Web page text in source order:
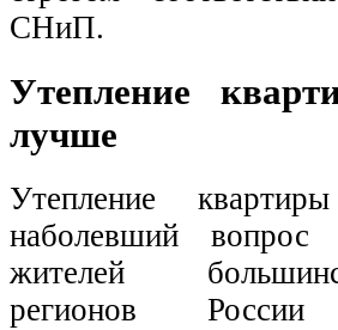
СНиП.
Утепление
лучше
Утепление
наболевший вопрос
жителей
регионов